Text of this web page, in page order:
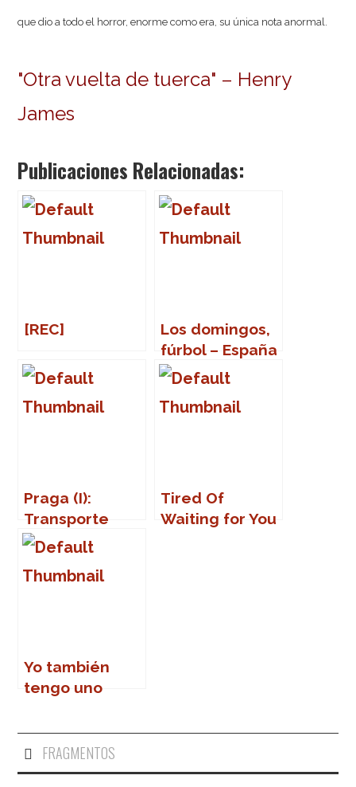
que dio a todo el horror, enorme como era, su única nota anormal.
"Otra vuelta de tuerca" – Henry
James
Publicaciones Relacionadas:
[REC]
Los domingos,
fúrbol – España
– Italia
Praga (I):
Transporte
público
Tired Of
Waiting for You
Yo también
tengo uno
FRAGMENTOS